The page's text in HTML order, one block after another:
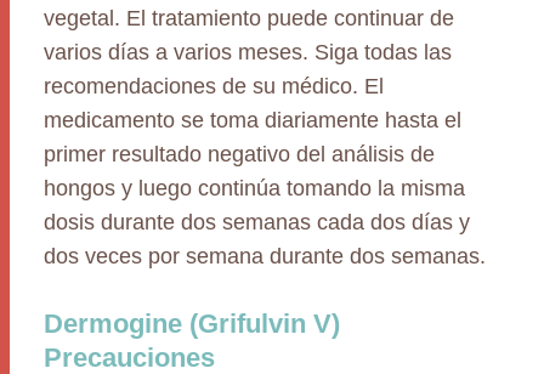
vegetal. El tratamiento puede continuar de
varios días a varios meses. Siga todas las
recomendaciones de su médico. El
medicamento se toma diariamente hasta el
primer resultado negativo del análisis de
hongos y luego continúa tomando la misma
dosis durante dos semanas cada dos días y
dos veces por semana durante dos semanas.
Dermogine (Grifulvin V)
Precauciones